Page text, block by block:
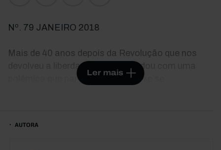
Nº. 79 JANEIRO 2018
Mais de 40 anos depois da Revolução que nos
devolveu a liberdade, o país acordou com uma
polémica que partia da premissa «e se
pode bem resumir a nossa crescente falta de
Ler mais
AUTORA